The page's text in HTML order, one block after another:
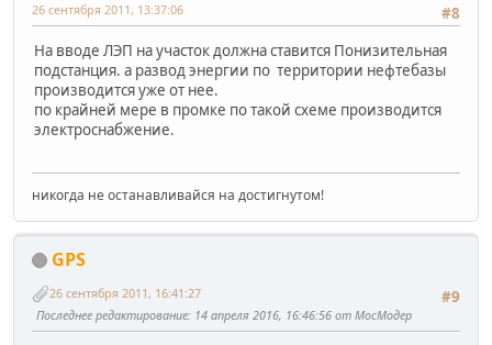
#8
26 сентября 2011, 13:37:06
На вводе ЛЭП на участок должна ставится Понизительная
подстанция. а развод энергии по территории нефтебазы
производится уже от нее.
по крайней мере в промке по такой схеме производится
электроснабжение.
никогда не останавливайся на достигнутом!
GPS
#9
26 сентября 2011, 16:41:27
Последнее редактирование: 14 апреля 2016, 16:46:56 от МосМодер